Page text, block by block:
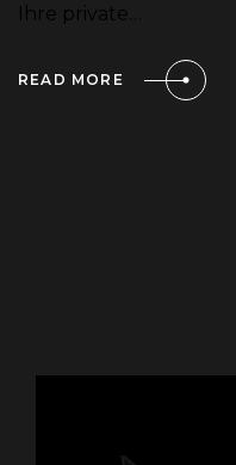
Ihre private…
READ MORE